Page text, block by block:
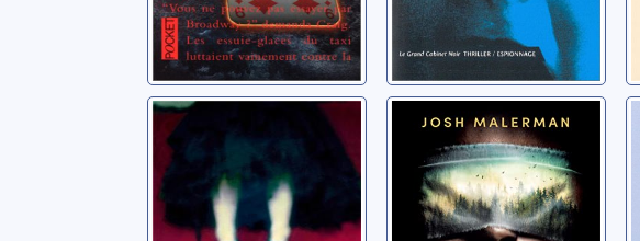
Lady Hunt
Frappat, Hélène
Malorie
Malerman, Josh